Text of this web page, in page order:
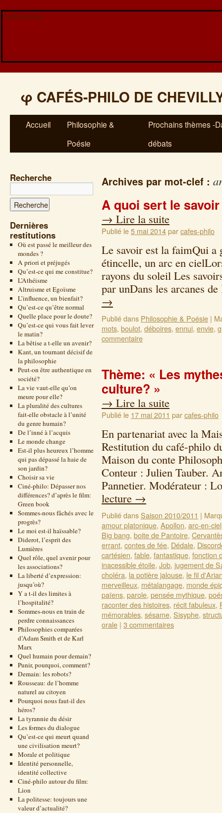
Veuillez patienter...
φ CAFÉS-PHILO DE
Accueil
Philosophie &
Poésie
Prochains thèmes -
débats
Recherche
Dernières
restitutions
Où est passé le meilleur des
mondes ?
A priori et préjugés
Qu’est-ce qui me constitue?
L’Athéisme
Altruisme et Egoïsme
L’influence, un bienfait?
Qu’est-ce qu’être normal
Quelle place pour le doute?
Qu’est-ce qui vous fait lever
le matin?
La bêtise a t-elle un avenir?
Kant, un tournant décisif de
la philosophie
Peut-on être authentique en
société?
La vie vaut-elle qu’on
meure pour elle?
La pluralité des cultures
fait-elle obstacle à l’unité
du genre humain?
De l’inné à l’acquis
Le monde change
Est-il plus heureux l’homme
qui pas dépassé la haie de
son jardin?
Choisir sa vie
Ciné-philo: Dépasser nos
différences? d’après le film:
Green book
Sommes-nous fâchés avec le
progrès?
Le moi est-il haïssable?
Diderot, l’esprit des
Lumières
Quel rôle, quel avenir pour
les associations?
La liberté d’expression:
jusqu’où?
Y a t-il des limites à
l’hospitalité?
Sommes-nous en train de
perdre connaissances
Philosophies comparées
d’Adam Smith et de Karl
Marx
Quel humain pour demain?
Punir, pourquoi, comment?
Demain: les robots?
Rousseau: de l’homme
naturel au citoyen
Pourquoi nous faut-il des
héros?
La tyrannie du désir
Les formes du dialogue
Qu’est-ce qui meurt quand
une civilisation meurt?
Morale et politique
Identité personnelle,
identité collective
Ciné-philo autour du film:
Lion
La politesse: toujours une
valeur d’actualité?
Archives par mot-clef :
A quoi sert le
→ Lire la suite
Publié le5 mai 2014parcafes-philo
Le savoir est la faimQui a
étincelle, un arc en
rayons du soleil Les
par unDans les arcanes
→
Publié dans Philosophie & Poésie |
mots, boulot, déboires, ennui, envie,
commentaire
Thème: « Les
culture? »
→ Lire la suite
Publié le 17 mai 2011 parcafes-philo
En partenariat avec la
Restitution du café-philo
Maison du conte
Conteur : Julien Tauber.
Pannetier. Modérateur :
lecture →
Publié dansSaison 2010/2011 |
amour platonique, Apollon, arc-en-ciel
Big bang, boite de Pantoire,
errant, contes de fée, Dédale,
cartésien, fable, fantastique, fonction
inacessible étoile, Job, jugement de
choléra, la potière jalouse, le fil
merveilleux, métalangage, monde
païens, parole, pensée mythique,
raconter des histoires, récit fabuleux,
mémorables, sésame, Sisyphe,
orale | 3 commentaires